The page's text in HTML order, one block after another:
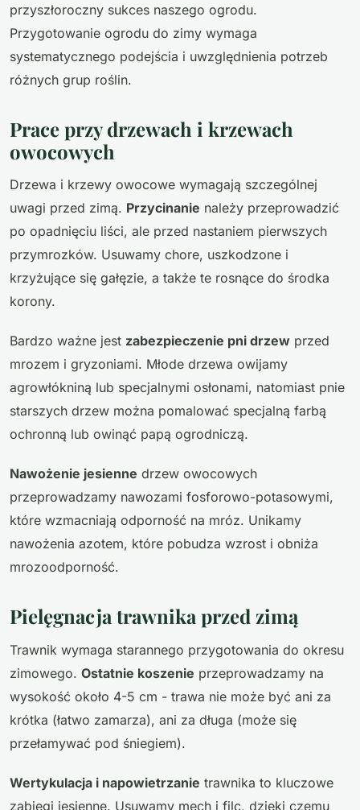
przyszłoroczny sukces naszego ogrodu.
Przygotowanie ogrodu do zimy wymaga
systematycznego podejścia i uwzględnienia potrzeb
różnych grup roślin.
Prace przy drzewach i krzewach
owocowych
Drzewa i krzewy owocowe wymagają szczególnej
uwagi przed zimą. Przycinanie należy przeprowadzić
po opadnięciu liści, ale przed nastaniem pierwszych
przymrozków. Usuwamy chore, uszkodzone i
krzyżujące się gałęzie, a także te rosnące do środka
korony.
Bardzo ważne jest zabezpieczenie pni drzew przed
mrozem i gryzoniami. Młode drzewa owijamy
agrowłókniną lub specjalnymi osłonami, natomiast pnie
starszych drzew można pomalować specjalną farbą
ochronną lub owinąć papą ogrodniczą.
Nawożenie jesienne drzew owocowych
przeprowadzamy nawozami fosforowo-potasowymi,
które wzmacniają odporność na mróz. Unikamy
nawożenia azotem, które pobudza wzrost i obniża
mrozoodporność.
Pielęgnacja trawnika przed zimą
Trawnik wymaga starannego przygotowania do okresu
zimowego. Ostatnie koszenie przeprowadzamy na
wysokość około 4-5 cm - trawa nie może być ani za
krótka (łatwo zamarza), ani za długa (może się
przełamywać pod śniegiem).
Wertykulacja i napowietrzanie trawnika to kluczowe
zabiegi jesienne. Usuwamy mech i filc, dzięki czemu